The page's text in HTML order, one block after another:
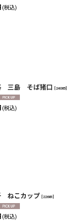
(税込)
三島 そば猪口 24065
(税込)
ねこカップ 22681
(税込)